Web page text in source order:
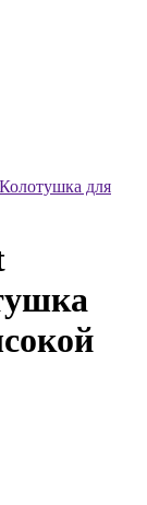
для